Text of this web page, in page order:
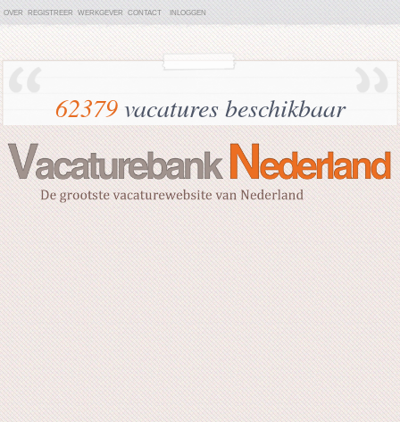
OVER REGISTREER WERKGEVER CONTACT INLOGGEN
62379vacatures beschikbaar